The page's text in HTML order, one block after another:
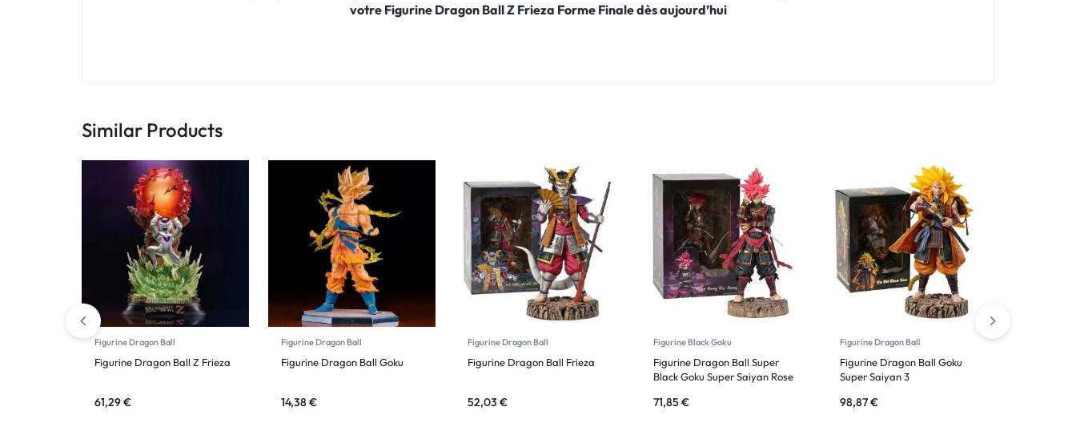
votre Figurine Dragon Ball Z Frieza Forme Finaledès aujourd’hui
Similar Products
Figurine Dragon Ball
Figurine Dragon Ball Z Frieza
61,29€
Figurine Dragon Ball
Figurine Dragon Ball Goku
14,38€
Figurine Dragon Ball
Figurine Dragon Ball Frieza
52,03 €
Figurine Black Goku
Figurine Dragon Ball Super
Black Goku Super Saiyan Rose
71,85€
Figurine Dragon Ball
Figurine Dragon Ball Goku
Super Saiyan 3
98,87€